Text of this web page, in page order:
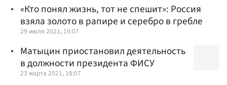
«Кто понял жизнь, тот не спешит»: Россия
взяла золото в рапире и серебро в гребле
29 июля 2021, 19:07
Матыцин приостановил деятельность
в должности президента ФИСУ
23 марта 2021, 18:07